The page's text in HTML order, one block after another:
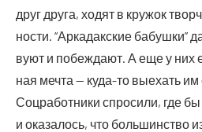
друг дру­га, ходят в кру­жок
но­сти. “Арка­дак­ские бабуш­ки”
ву­ют и побеж­да­ют. А еще у них
ная меч­та — куда-то выехать
Соц­ра­бот­ни­ки спро­си­ли, где
и ока­за­лось, что боль­шин­ство